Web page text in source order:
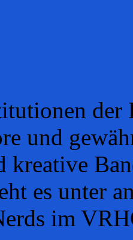
der
und
kreative
es unter
im